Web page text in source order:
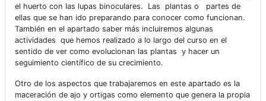
el huerto con las lupas binoculares. Las plantas o partes de
ellas que se han ido preparando para conocer como funcionan.
También en el apartado saber más incluiremos algunas
actividades que hemos realizado a lo largo del curso en el
sentido de ver como evolucionan las plantas y hacer un
seguimiento científico de su crecimiento.
Otro de los aspectos que trabajaremos en este apartado es la
maceración de ajo y ortigas como elemento que genera la propia